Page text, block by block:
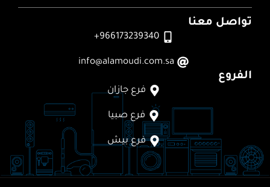
تواصل معنا
966173239340+
info@alamoudi.com.sa
الفروع
فرع جازان
فرع صبيا
فرع بيش